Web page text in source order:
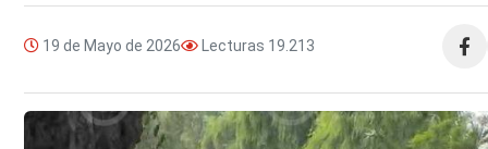
19 de Mayo de 2026 Lecturas 19.213